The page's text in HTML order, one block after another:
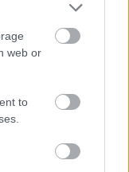
web or
to
az ETC futamra,